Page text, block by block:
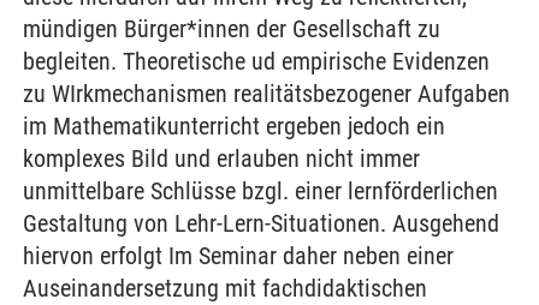
mündigen Bürger*innen der Gesellschaft zu
begleiten. Theoretische ud empirische Evidenzen
zu WIrkmechanismen realitätsbezogener Aufgaben
im Mathematikunterricht ergeben jedoch ein
komplexes Bild und erlauben nicht immer
unmittelbare Schlüsse bzgl. einer lernförderlichen
Gestaltung von Lehr-Lern-Situationen. Ausgehend
hiervon erfolgt Im Seminar daher neben einer
Auseinandersetzung mit fachdidaktischen